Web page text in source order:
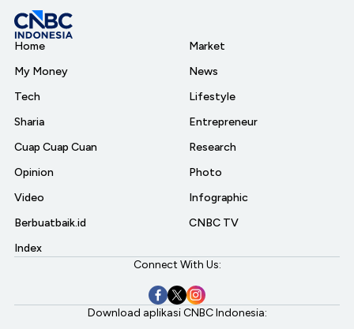
Home
My Money
Tech
Sharia
Cuap Cuap Cuan
Opinion
Video
Berbuatbaik.id
Index
Market
News
Lifestyle
Entrepreneur
Research
Photo
Infographic
CNBC TV
Connect With Us:
Download aplikasi CNBC Indonesia: